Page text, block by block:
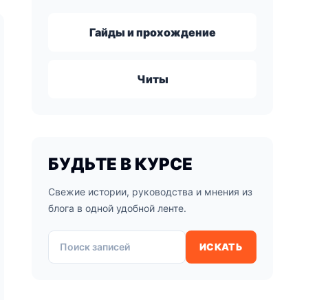
Гайды и прохождение
Читы
БУДЬТЕ В КУРСЕ
Свежие истории, руководства и мнения из
блога в одной удобной ленте.
Поиск записей
ИСКАТЬ